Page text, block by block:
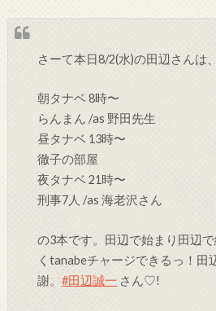
さーて本日8/2(水)の田辺さんは、
朝タナベ 8時〜
らんまん /as 野田先生
昼タナベ 13時〜
徹子の部屋
夜タナベ 21時〜
刑事7人 /as 海老沢さん
の3本です。田辺で始まり田辺
くtanabeチャージできるっ！田
謝。#田辺誠一 さん♡!